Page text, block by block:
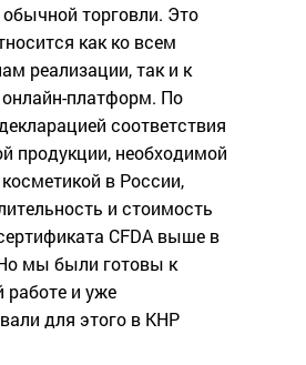
торговли. Это
как ко всем
реализации, так и к
платформ. По
соответствия
продукции, необходимой
в России,
и стоимость
CFDA выше в
мы были готовы к
работе и уже
для этого в КНР